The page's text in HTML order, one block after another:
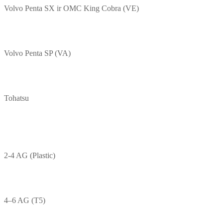
Volvo Penta SX ir OMC King Cobra (VE)
Volvo Penta SP (VA)
Tohatsu
2-4 AG (Plastic)
4–6 AG (T5)